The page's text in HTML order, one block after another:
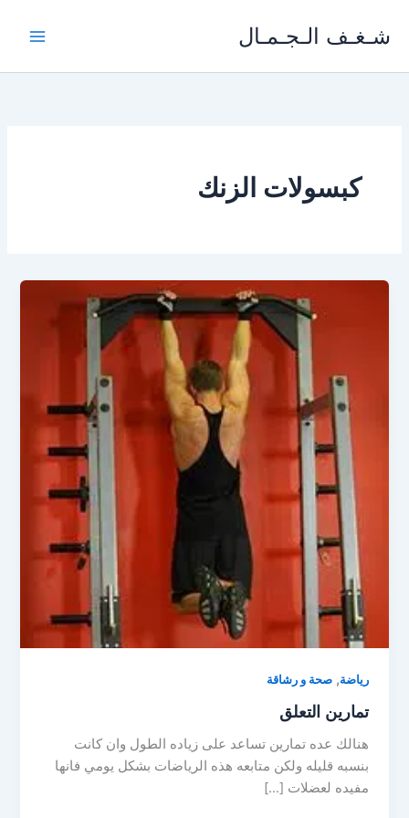
شـغـف الـجـمـال
كبسولات الزنك
رياضة,صحة و رشاقة
تمارين التعلق
هنالك عده تمارين تساعد على زياده الطول وان كانت
بنسبه قليله ولكن متابعه هذه الرياضات بشكل يومي فانها
مفيده لعضلات […]